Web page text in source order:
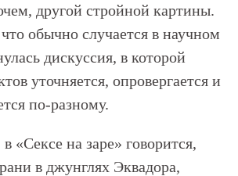
другой стройной картины.
обычно случается в научном
дискуссия, в которой
уточняется, опровергается и
по-разному.
«Сексе на заре» говорится,
в джунглях Эквадора,